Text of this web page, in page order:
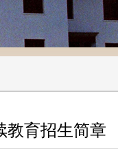
教育招生简章